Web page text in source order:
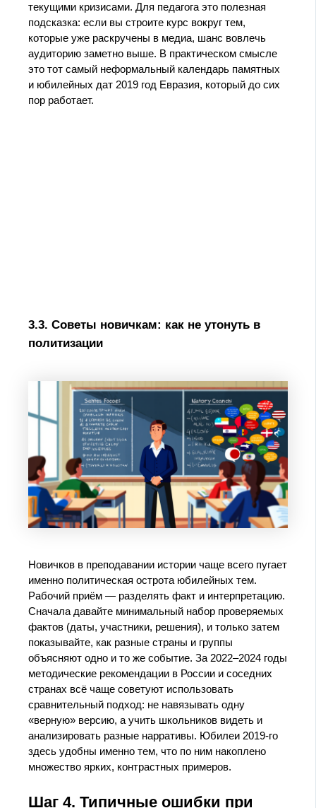
текущими кризисами. Для педагога это полезная
подсказка: если вы строите курс вокруг тем,
которые уже раскручены в медиа, шанс вовлечь
аудиторию заметно выше. В практическом смысле
это тот самый неформальный календарь памятных
и юбилейных дат 2019 год Евразия, который до сих
пор работает.
3.3. Советы новичкам: как не утонуть в
политизации
Новичков в преподавании истории чаще всего пугает
именно политическая острота юбилейных тем.
Рабочий приём — разделять факт и интерпретацию.
Сначала давайте минимальный набор проверяемых
фактов (даты, участники, решения), и только затем
показывайте, как разные страны и группы
объясняют одно и то же событие. За 2022–2024 годы
методические рекомендации в России и соседних
странах всё чаще советуют использовать
сравнительный подход: не навязывать одну
«верную» версию, а учить школьников видеть и
анализировать разные нарративы. Юбилеи 2019‑го
здесь удобны именно тем, что по ним накоплено
множество ярких, контрастных примеров.
Шаг 4. Типичные ошибки при